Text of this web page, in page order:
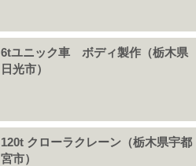
6tユニック車 ボディ製作（栃木県
日光市）
120t クローラクレーン（栃木県宇都
宮市）